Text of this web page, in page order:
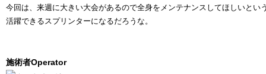
今回は、来週に大きい大会があるので全身をメンテナンスしてほしいとい
活躍できるスプリンターになるだろうな。
施術者Operator